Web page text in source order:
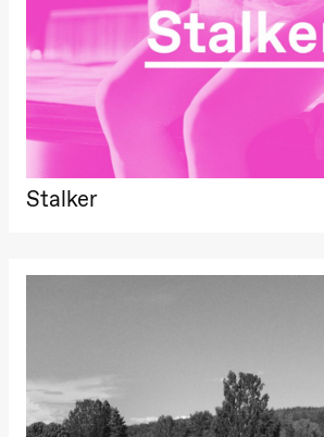
Stalker